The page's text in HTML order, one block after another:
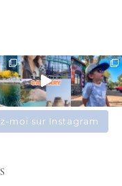
moi sur Instagram